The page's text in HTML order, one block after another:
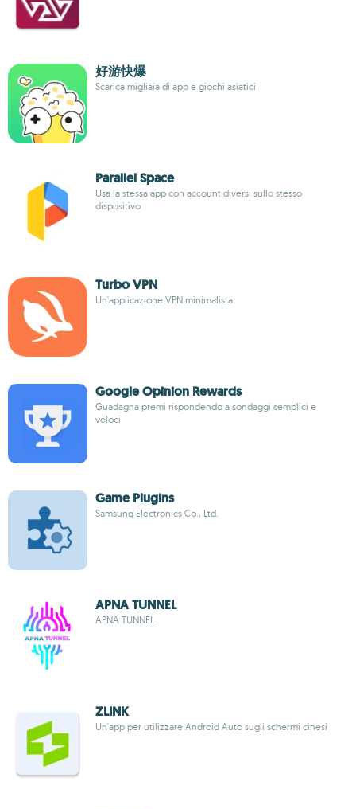
好游快爆
Scarica migliaia di app e giochi asiatici
Parallel Space
Usa la stessa app con account diversi sullo stesso
dispositivo
Turbo VPN
Un'applicazione VPN minimalista
Google Opinion Rewards
Guadagna premi rispondendo a sondaggi semplici e
veloci
Game Plugins
Samsung Electronics Co., Ltd.
APNA TUNNEL
APNA TUNNEL
ZLINK
Un'app per utilizzare Android Auto sugli schermi cinesi